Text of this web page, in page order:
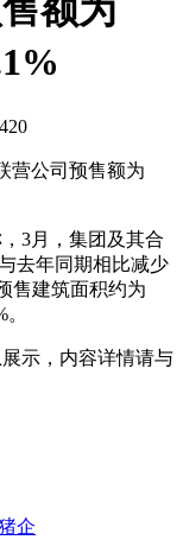
额为
营公司预售额为
3月，集团及其合
去年同期相比减少
售建筑面积约为
示，内容详情请与
企